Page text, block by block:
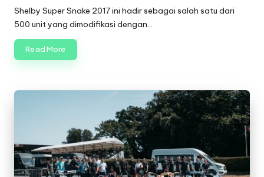
by
Shelby Super Snake 2017 ini hadir sebagai salah satu dari
500 unit yang dimodifikasi dengan…
Read More